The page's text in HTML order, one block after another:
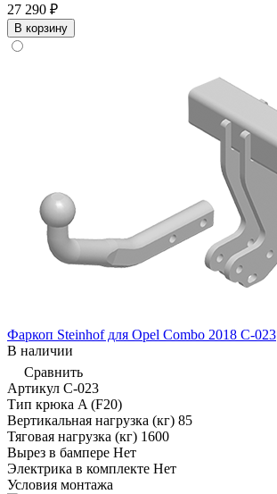
27 290 ₽
В корзину
Фаркоп Steinhof для Opel Combo 2018 C-023
В наличии
Сравнить
Артикул C-023
Тип крюка A (F20)
Вертикальная нагрузка (кг) 85
Тяговая нагрузка (кг) 1600
Вырез в бампере Нет
Электрика в комплекте Нет
Условия монтажа